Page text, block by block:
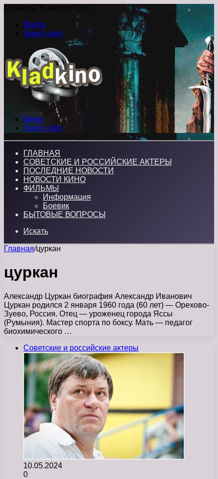
Суббота , 8 Август 2026
Войти
Switch skin
Меню
Switch skin
ГЛАВНАЯ
СОВЕТСКИЕ И РОССИЙСКИЕ АКТЕРЫ
ПОСЛЕДНИЕ НОВОСТИ
НОВОСТИ КИНО
ФИЛЬМЫ
Информация
Боевик
БЫТОВЫЕ ВОПРОСЫ
Искать
Главная/цуркан
цуркан
Александр Цуркан биография Александр Иванович
Цуркан родился 2 января 1960 года (60 лет) — Орехово-
Зуево, Россия. Отец — уроженец города Яссы
(Румыния). Мастер спорта по боксу. Мать — педагог
биохимического …
Советские и российские актеры
10.05.2024
0